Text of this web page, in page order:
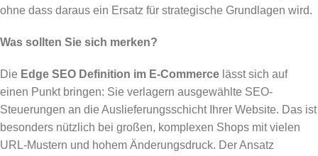
ohne dass daraus ein Ersatz für strategische Grundlagen wird.
Was sollten Sie sich merken?
Die Edge SEO Definition im E-Commerce lässt sich auf
einen Punkt bringen: Sie verlagern ausgewählte SEO-
Steuerungen an die Auslieferungsschicht Ihrer Website. Das ist
besonders nützlich bei großen, komplexen Shops mit vielen
URL-Mustern und hohem Änderungsdruck. Der Ansatz